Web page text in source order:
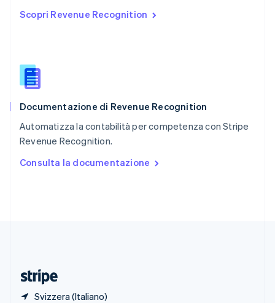
Scopri Revenue Recognition
Documentazione di Revenue Recognition
Automatizza la contabilità per competenza con Stripe
Revenue Recognition.
Consulta la documentazione
Svizzera (Italiano)
English
English
Slovacchia
Slovenia
Spagna
EspañolEnglish
English Español简体中文